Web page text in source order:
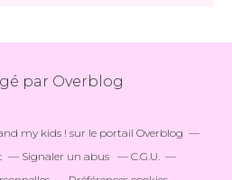
par Overblog
my kids ! sur le portail Overblog
Signaler un abus
C.G.U.